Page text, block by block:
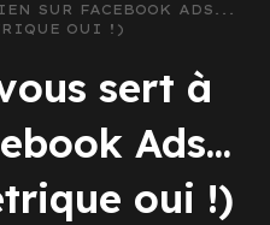
SUR FACEBOOK ADS...
OUI !)
sert à
Ads...
oui !)